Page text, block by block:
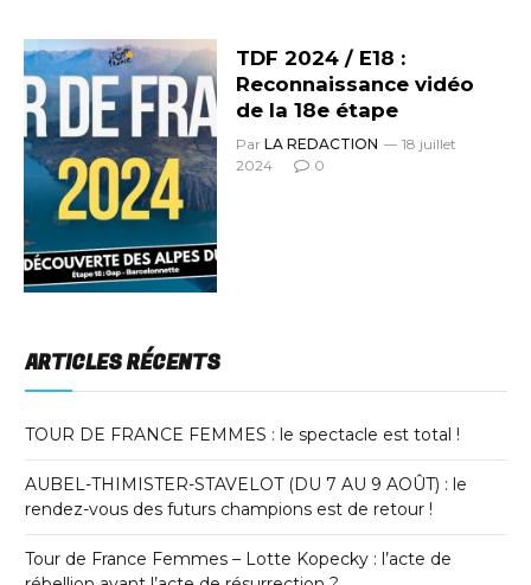
TDF 2024 / E18 :
Reconnaissance vidéo
de la 18e étape
Par LA REDACTION
18 juillet
2024
0
ARTICLES RÉCENTS
TOUR DE FRANCE FEMMES : le spectacle est total !
AUBEL-THIMISTER-STAVELOT (DU 7 AU 9 AOÛT) : le
rendez-vous des futurs champions est de retour !
Tour de France Femmes – Lotte Kopecky : l’acte de